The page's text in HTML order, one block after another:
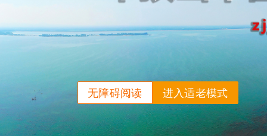
进入适老模式
无障碍阅读